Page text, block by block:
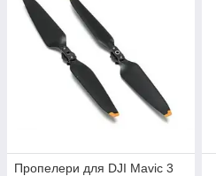
Пропелери для DJI Mavic 3